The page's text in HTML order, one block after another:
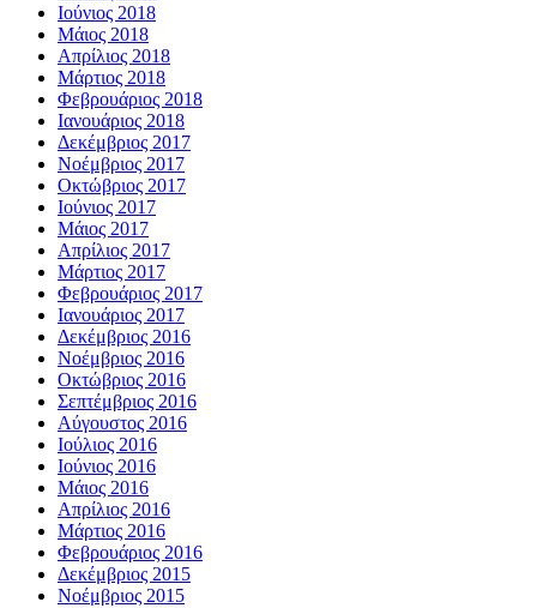
Ιούνιος 2018
Μάιος 2018
Απρίλιος 2018
Μάρτιος 2018
Φεβρουάριος 2018
Ιανουάριος 2018
Δεκέμβριος 2017
Νοέμβριος 2017
Οκτώβριος 2017
Ιούνιος 2017
Μάιος 2017
Απρίλιος 2017
Μάρτιος 2017
Φεβρουάριος 2017
Ιανουάριος 2017
Δεκέμβριος 2016
Νοέμβριος 2016
Οκτώβριος 2016
Σεπτέμβριος 2016
Αύγουστος 2016
Ιούλιος 2016
Ιούνιος 2016
Μάιος 2016
Απρίλιος 2016
Μάρτιος 2016
Φεβρουάριος 2016
Δεκέμβριος 2015
Νοέμβριος 2015